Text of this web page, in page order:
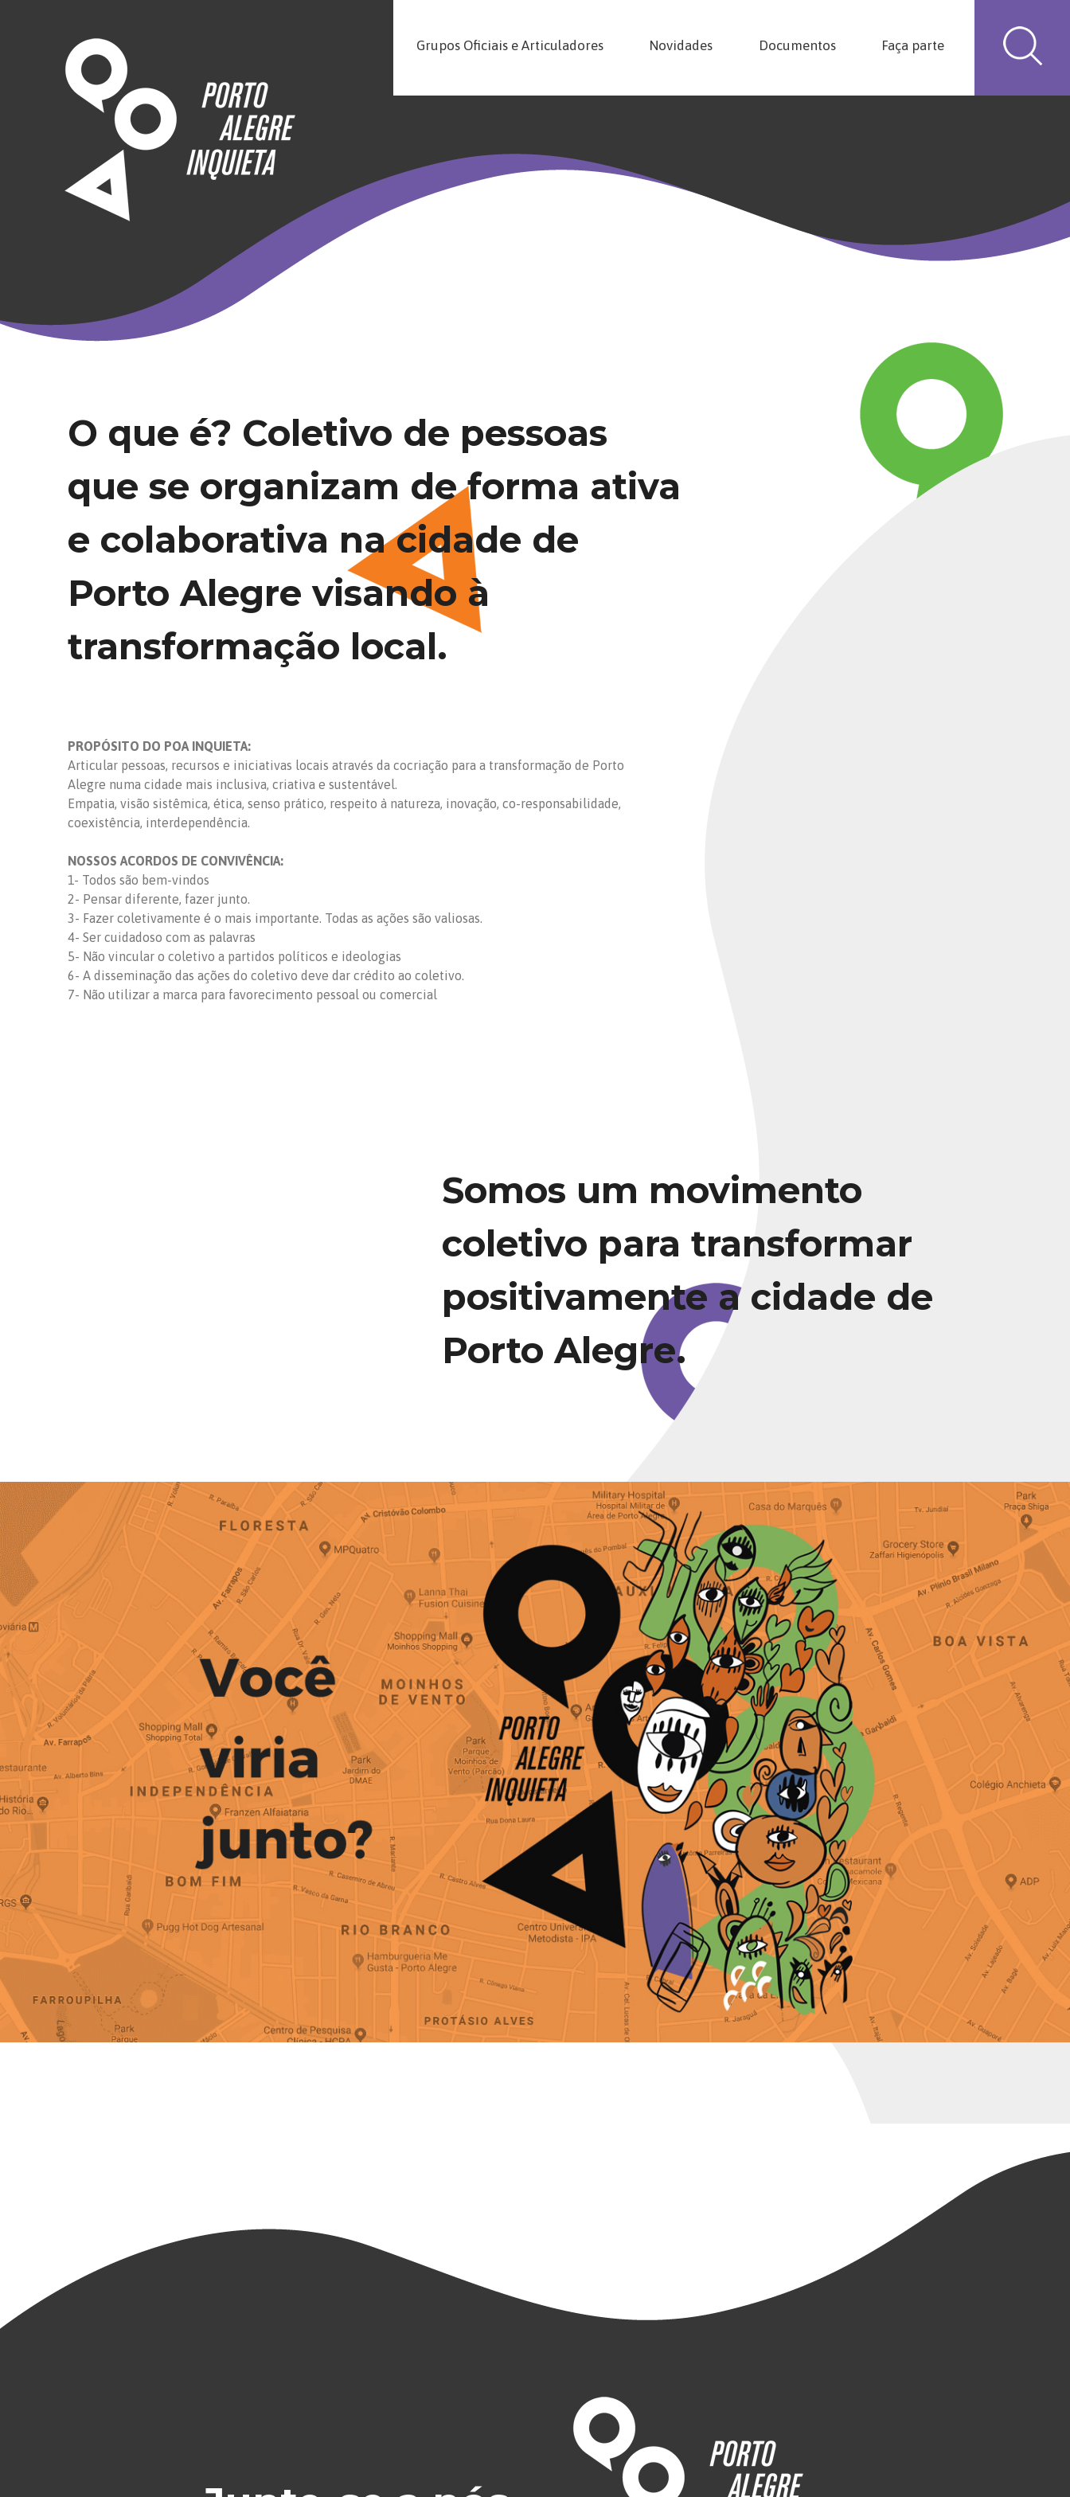
Grupos Oficiais e Articuladores Novidades Documentos Faça parte
O que é? Coletivo de pessoas
que se organizam de forma ativa
e colaborativa na cidade de
Porto Alegre visando à
transformação local.
PROPÓSITO DO POA INQUIETA:
Articular pessoas, recursos e iniciativas locais através da cocriação para a transformação de Porto
Alegre numa cidade mais inclusiva, criativa e sustentável.
Empatia, visão sistêmica, ética, senso prático, respeito à natureza, inovação, co-responsabilidade,
coexistência, interdependência.
NOSSOS ACORDOS DE CONVIVÊNCIA:
1- Todos são bem-vindos
2- Pensar diferente, fazer junto.
3- Fazer coletivamente é o mais importante. Todas as ações são valiosas.
4- Ser cuidadoso com as palavras
5- Não vincular o coletivo a partidos políticos e ideologias
6- A disseminação das ações do coletivo deve dar crédito ao coletivo.
7- Não utilizar a marca para favorecimento pessoal ou comercial
Somos um movimento
coletivo para transformar
positivamente a cidade de
Porto Alegre.